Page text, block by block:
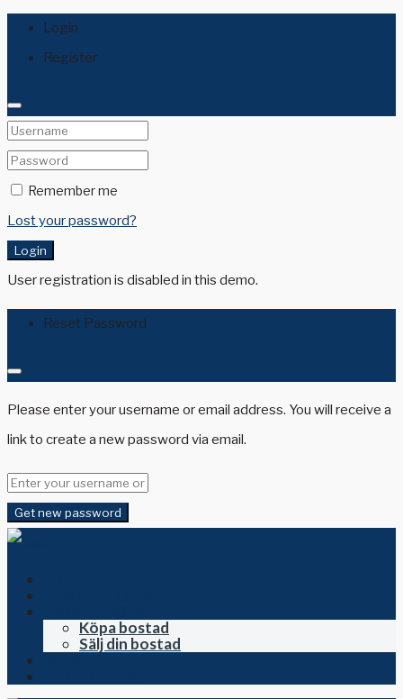
Login
Register
Remember me
Lost your password?
Login
User registration is disabled in this demo.
Reset Password
Please enter your username or email address. You will receive a
link to create a new password via email.
Get new password
Köpa bostad
Sälj din bostad